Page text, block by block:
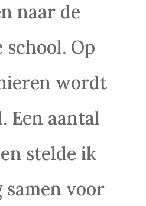
naar de
Op
wordt
Een aantal
stelde ik
voor